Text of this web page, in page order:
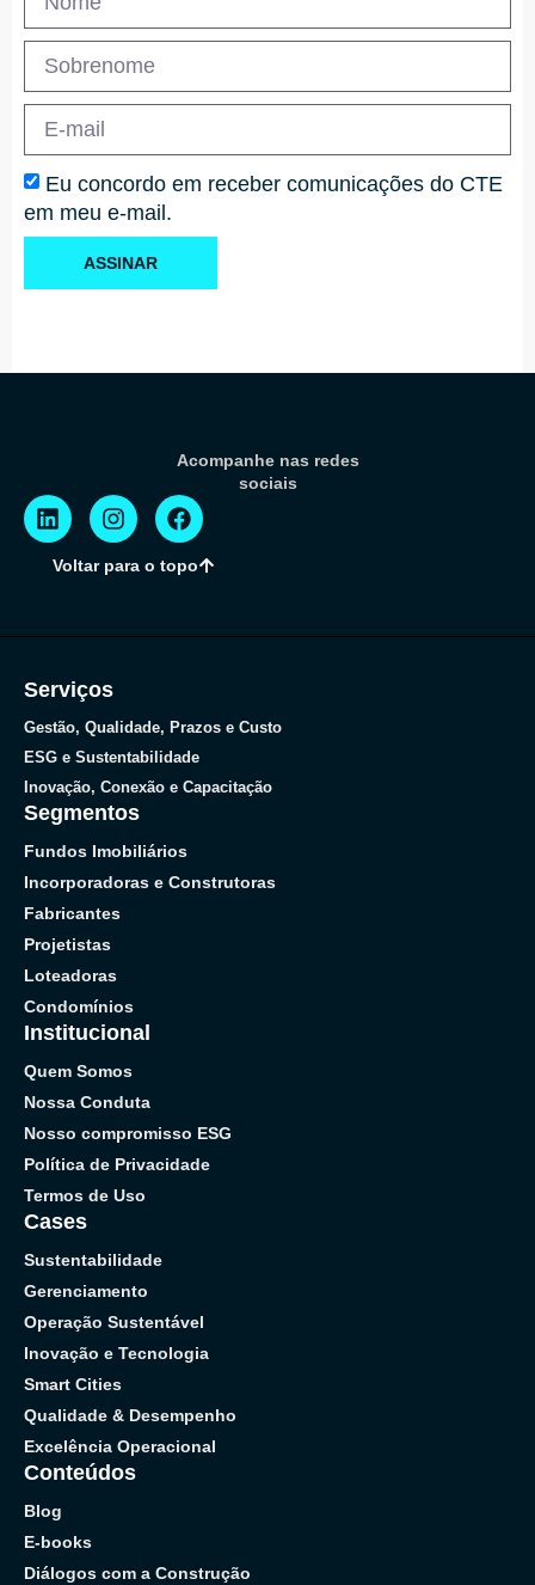
Eu concordo em receber comunicações do CTE
em meu e-mail.
ASSINAR
Acompanhe nas redes
sociais
Voltar para o topo
Serviços
Gestão, Qualidade, Prazos e Custo
ESG e Sustentabilidade
Inovação, Conexão e Capacitação
Segmentos
Fundos Imobiliários
Incorporadoras e Construtoras
Fabricantes
Projetistas
Loteadoras
Condomínios
Institucional
Quem Somos
Nossa Conduta
Nosso compromisso ESG
Política de Privacidade
Termos de Uso
Cases
Sustentabilidade
Gerenciamento
Operação Sustentável
Inovação e Tecnologia
Smart Cities
Qualidade & Desempenho
Excelência Operacional
Conteúdos
Blog
E-books
Diálogos com a Construção